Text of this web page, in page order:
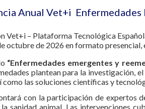
Anual Vet+i Enfermedades
Vet+i – Plataforma Tecnológica
octubre de 2026 en formato presencial,
“Enfermedades emergentes y
plantean para la investigación,
como las soluciones científicas y
con la participación de expertos
sanidad animal. Las intervenciones